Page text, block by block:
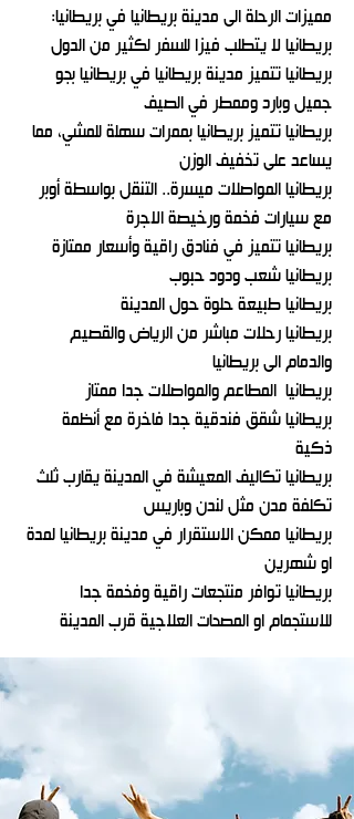
مميزات الرحلة الى مدينة بريطانيا في بريطانيا:
بريطانيا لا يتطلب فيزا للسفر لكثير من الدول
بريطانيا تتميز مدينة بريطانيا في بريطانيا بجو
جميل وبارد وممطر في الصيف
بريطانيا تتميز بريطانيا بممرات سهلة للمشي، مما
يساعد على تخفيف الوزن
بريطانيا ‏المواصلات ميسرة.. التنقل بواسطة أوبر
مع سيارات فخمة ورخيصة الاجرة
بريطانيا تتميز في فنادق راقية وأسعار ممتازة
بريطانيا شعب ودود حبوب
بريطانيا طبيعة حلوة حول المدينة
بريطانيا ‏رحلات مباشر من الرياض والقصيم
والدمام الى بريطانيا
بريطانيا ‏ المطاعم والمواصلات جدا ممتاز
بريطانيا ‏شقق فندقية جدا فاخرة مع أنظمة
ذكية
بريطانيا تكاليف المعيشة في المدينة يقارب ثلث
تكلفة مدن مثل لندن وباريس
بريطانيا ممكن الاستقرار في مدينة بريطانيا لمدة
او شهرين
بريطانيا توافر منتجعات راقية وفخمة جدا
للاستجمام او المصحات العلاجية قرب المدينة